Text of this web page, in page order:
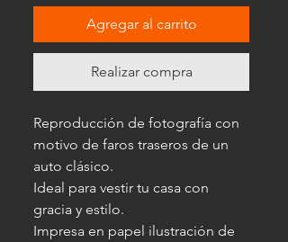
Agregar al carrito
Realizar compra
Reproducción de fotografía con
motivo de faros traseros de un
auto clásico.
Ideal para vestir tu casa con
gracia y estilo.
Impresa en papel ilustración de